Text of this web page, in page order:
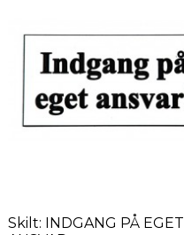
Skilt: INDGANG PÅ EGET